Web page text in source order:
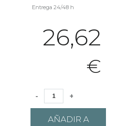
Entrega 24/48 h
26,62
€
- +
AÑADIR A